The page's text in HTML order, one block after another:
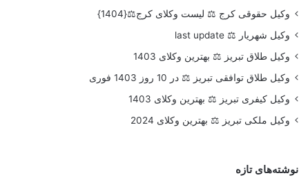
وکیل حقوقی کرج ⚖️ لیست وکلای کرج⚖️{1404}
وکیل شهریار ⚖️ last update
وکیل طلاق تبریز ⚖️ بهترین وکلای 1403
وکیل طلاق توافقی تبریز ⚖️ در 10 روز 1403 فوری
وکیل کیفری تبریز ⚖️ بهترین وکلای 1403
وکیل ملکی تبریز ⚖️ بهترین وکلای 2024
نوشته‌های تازه